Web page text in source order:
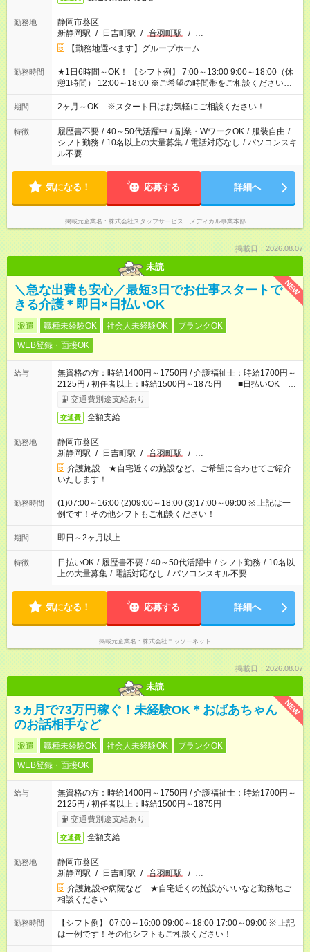
勤務地
静岡市葵区
新静岡駅 / 日吉町駅 / 音羽町駅 / …
【勤務地選べます】グループホーム
勤務時間
★1日6時間～OK！ 【シフト例】 7:00～13:00 9:00～18:00（休
憩1時間） 12:00～18:00 ※ご希望の時間帯をご相談ください。
※日勤、夜勤のみ、変則的な勤務等も相談OK！
期間 2ヶ月～OK ※スタート日はお気軽にご相談ください！
特徴 履歴書不要 / 40～50代活躍中 / 副業・WワークOK / 服装自由 /
シフト勤務 / 10名以上の大量募集 / 電話対応なし / パソコンスキ
ル不要
気になる！ 応募する 詳細へ
掲載元企業名 株式会社スタッフサービス メディカル事業本部
掲載日：2026.08.07
未読
NEW
＼急な出費も安心／最短3日でお仕事スタートで
きる介護＊即日×日払いOK
派遣 職種未経験OK 社会人未経験OK
ブランクOK
WEB登録・面接OK
給与
無資格の方：時給1400円～1750円 / 介護福祉士：時給1700円～
2125円 / 初任者以上：時給1500円～1875円 ■日払いOK ■
日収例：1万1200円（時給1400円×8h）
交通費別途支給あり
交通費 全額支給
勤務地
静岡市葵区
新静岡駅 / 日吉町駅 / 音羽町駅 / …
介護施設 ★自宅近くの施設など、ご希望に合わせてご紹介
いたします！
勤務時間
(1)07:00～16:00 (2)09:00～18:00 (3)17:00～09:00 ※ 上記は一
例です！その他シフトもご相談ください！
期間 即日～2ヶ月以上
特徴 日払いOK / 履歴書不要 / 40～50代活躍中 / シフト勤務 / 10名以
上の大量募集 / 電話対応なし / パソコンスキル不要
気になる！ 応募する 詳細へ
掲載元企業名 株式会社ニッソーネット
掲載日：2026.08.07
未読
NEW
3ヵ月で73万円稼ぐ！未経験OK＊おばあちゃん
のお話相手など
派遣 職種未経験OK 社会人未経験OK
ブランクOK
WEB登録・面接OK
給与
無資格の方：時給1400円～1750円 / 介護福祉士：時給1700円～
2125円 / 初任者以上：時給1500円～1875円
交通費別途支給あり
交通費 全額支給
勤務地
静岡市葵区
新静岡駅 / 日吉町駅 / 音羽町駅 / …
介護施設や病院など ★自宅近くの施設がいいなど勤務地ご
相談ください
勤務時間
【シフト例】 07:00～16:00 09:00～18:00 17:00～09:00 ※ 上記
は一例です！その他シフトもご相談ください！